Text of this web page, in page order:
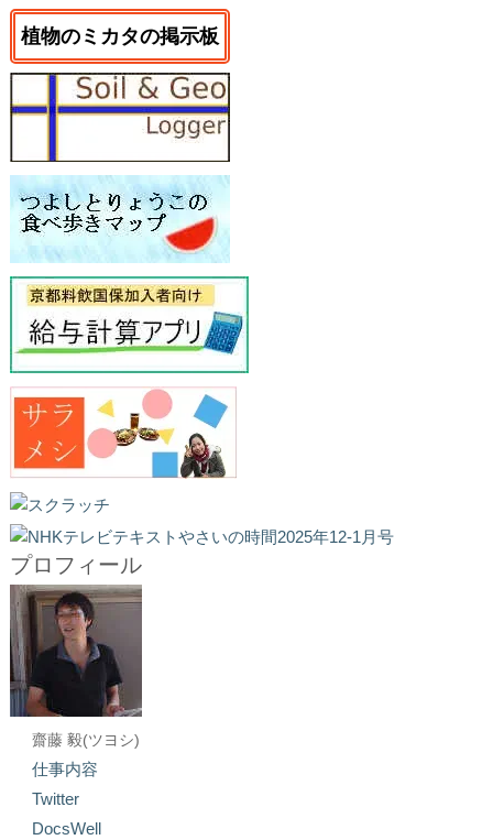
植物のミカタの掲示板
プロフィール
齋藤 毅(ツヨシ)
仕事内容
Twitter
DocsWell